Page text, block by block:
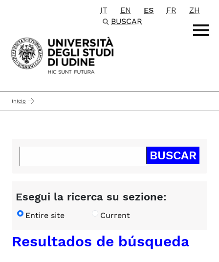
Passa al contenuto principale
IT EN ES FR
ZH
BUSCAR
inicio
Esegui la ricerca su sezione:
Entire site Current
Resultados de búsqueda